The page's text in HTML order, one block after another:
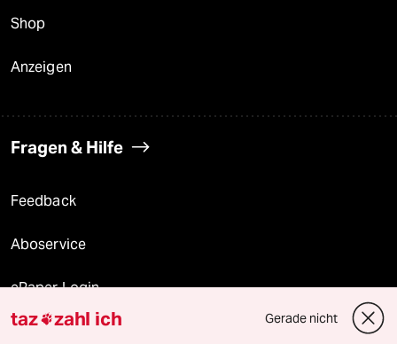
Shop
Anzeigen
Fragen & Hilfe
Feedback
Aboservice
ePaper Login
Downloads für Abonnierende
taz zahl ich Gerade nicht